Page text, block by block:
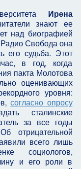
Ирена
знают ее
над биографией
Свобода она
его судьба. Этот
в год, когда
пакта Молотова
оценивающих
уровня:
согласно опросу
сталинские
за все годы
отрицательной
всего лишь
социологов,
и его роли в